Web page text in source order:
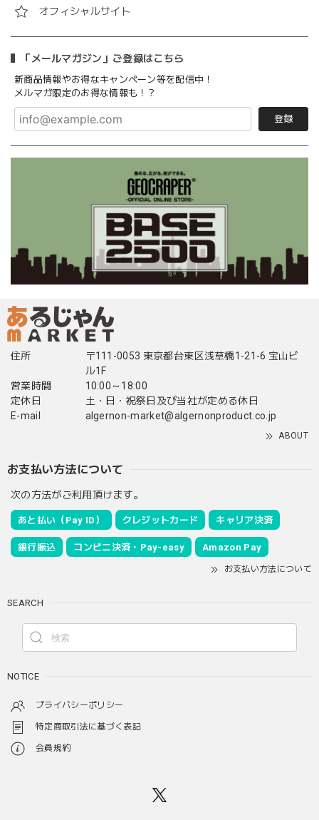
オフィシャルサイト
「メールマガジン」ご登録はこちら
新商品情報やお得なキャンペーン等を配信中！
メルマガ限定のお得な情報も！？
登録
住所
〒111-0053 東京都台東区浅草橋1-21-6 宝山ビ
ル1F
営業時間
10:00～18:00
定休日
土・日・祝祭日及び当社が定める休日
E-mail
algernon-market@algernonproduct.co.jp
ABOUT
お支払い方法について
次の方法がご利用頂けます。
あと払い（Pay ID） クレジットカード キャリア決済
銀行振込 コンビニ決済・Pay-easy Amazon Pay
お支払い方法について
SEARCH
NOTICE
プライバシーポリシー
特定商取引法に基づく表記
会員規約